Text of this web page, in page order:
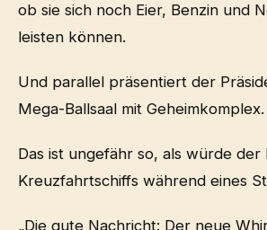
ob sie sich noch Eier, Benzin und
leisten können.
Und parallel präsentiert der
Mega-Ballsaal mit Geheimkomplex.
Das ist ungefähr so, als würde der
Kreuzfahrtschiffs während eines
„Die gute Nachricht: Der neue